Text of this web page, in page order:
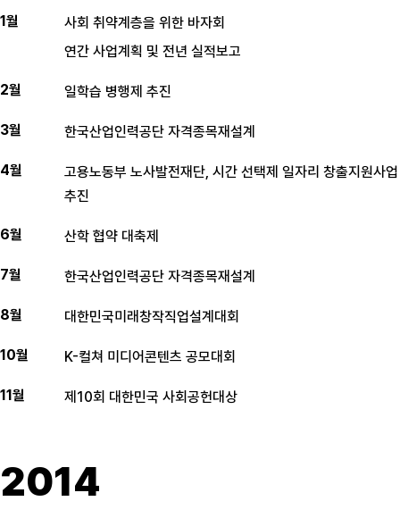
1월
사회 취약계층을 위한 바자회
연간 사업계획 및 전년 실적보고
2월 일학습 병행제 추진
3월 한국산업인력공단 자격종목재설계
4월
고용노동부 노사발전재단, 시간 선택제 일자리 창출지원사업
추진
6월 산학 협약 대축제
7월 한국산업인력공단 자격종목재설계
8월 대한민국미래창작직업설계대회
10월 K-컬쳐 미디어콘텐츠 공모대회
11월 제10회 대한민국 사회공헌대상
2014